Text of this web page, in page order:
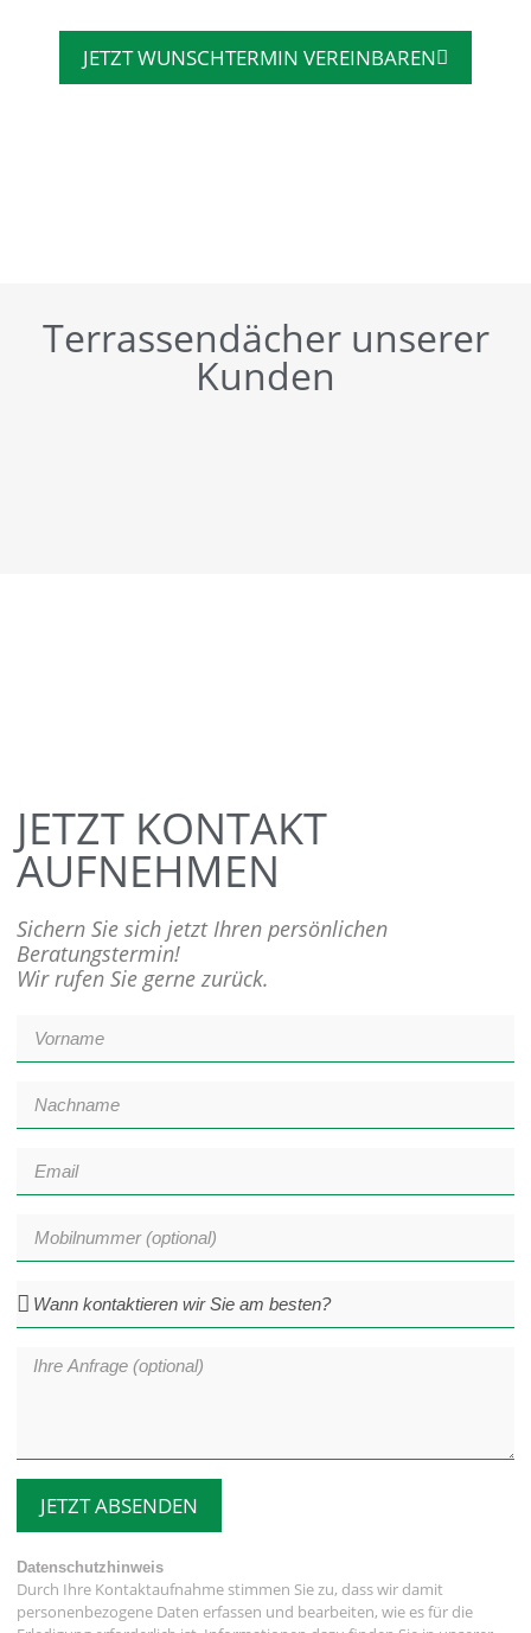
JETZT WUNSCHTERMIN VEREINBAREN
Terrassendächer unserer
Kunden
JETZT KONTAKT
AUFNEHMEN
Sichern Sie sich jetzt Ihren persönlichen
Beratungstermin!
Wir rufen Sie gerne zurück.
JETZT ABSENDEN
Datenschutzhinweis
Durch Ihre Kontaktaufnahme stimmen Sie zu, dass wir damit
personenbezogene Daten erfassen und bearbeiten, wie es für die